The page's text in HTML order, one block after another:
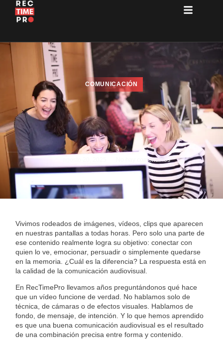
COMUNICACIÓN
No hay comentarios
Vivimos rodeados de imágenes, vídeos, clips que aparecen
en nuestras pantallas a todas horas. Pero solo una parte de
ese contenido realmente logra su objetivo: conectar con
quien lo ve, emocionar, persuadir o simplemente quedarse
en la memoria. ¿Cuál es la diferencia? La respuesta está en
la calidad de la comunicación audiovisual.
En RecTimePro llevamos años preguntándonos qué hace
que un vídeo funcione de verdad. No hablamos solo de
técnica, de cámaras o de efectos visuales. Hablamos de
fondo, de mensaje, de intención. Y lo que hemos aprendido
es que una buena comunicación audiovisual es el resultado
de una combinación precisa entre forma y contenido.